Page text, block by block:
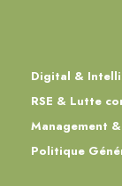
Digital &
RSE & Lutte
Management
Politique